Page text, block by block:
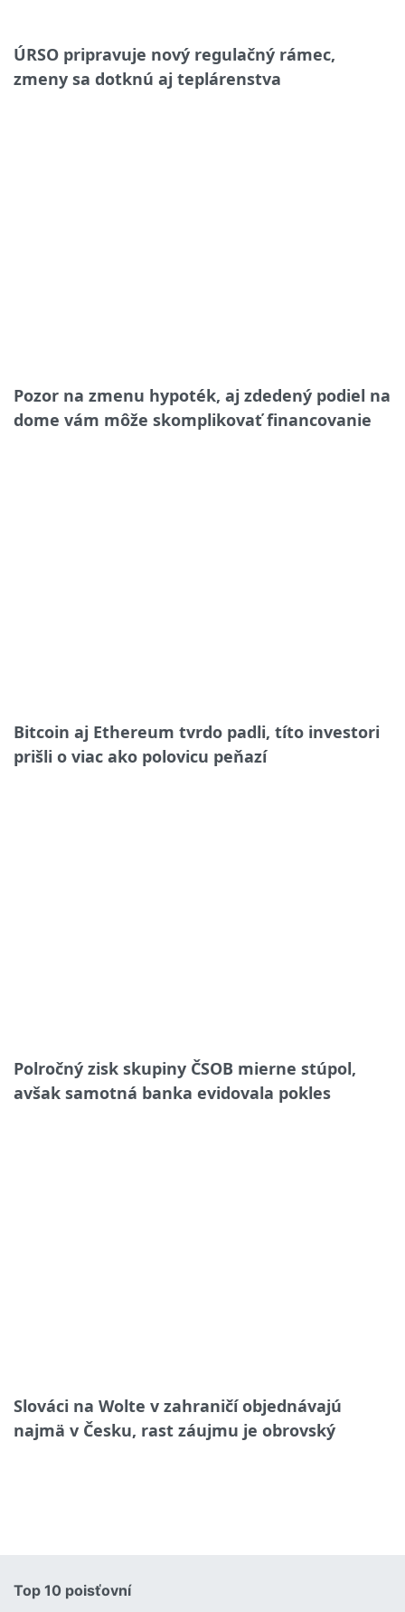
ÚRSO pripravuje nový regulačný rámec,
zmeny sa dotknú aj teplárenstva
Pozor na zmenu hypoték, aj zdedený podiel na
dome vám môže skomplikovať financovanie
Bitcoin aj Ethereum tvrdo padli, títo investori
prišli o viac ako polovicu peňazí
Polročný zisk skupiny ČSOB mierne stúpol,
avšak samotná banka evidovala pokles
Slováci na Wolte v zahraničí objednávajú
najmä v Česku, rast záujmu je obrovský
Top 10 poisťovní